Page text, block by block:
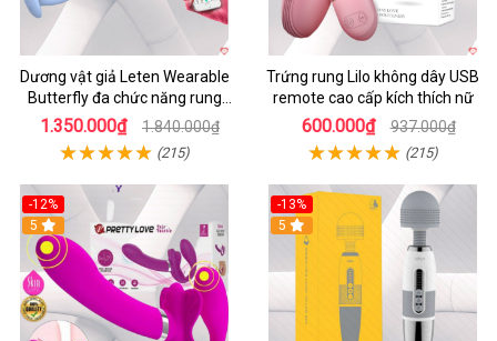
Dương vật giả Leten Wearable
Butterfly đa chức năng rung
mạnh điều khiển app bluetooth
1.350.000₫ 1.840.000₫
(215)
Trứng rung Lilo không dây USB
remote cao cấp kích thích nữ
600.000₫ 937.000₫
(215)
-12%
5
-13%
5